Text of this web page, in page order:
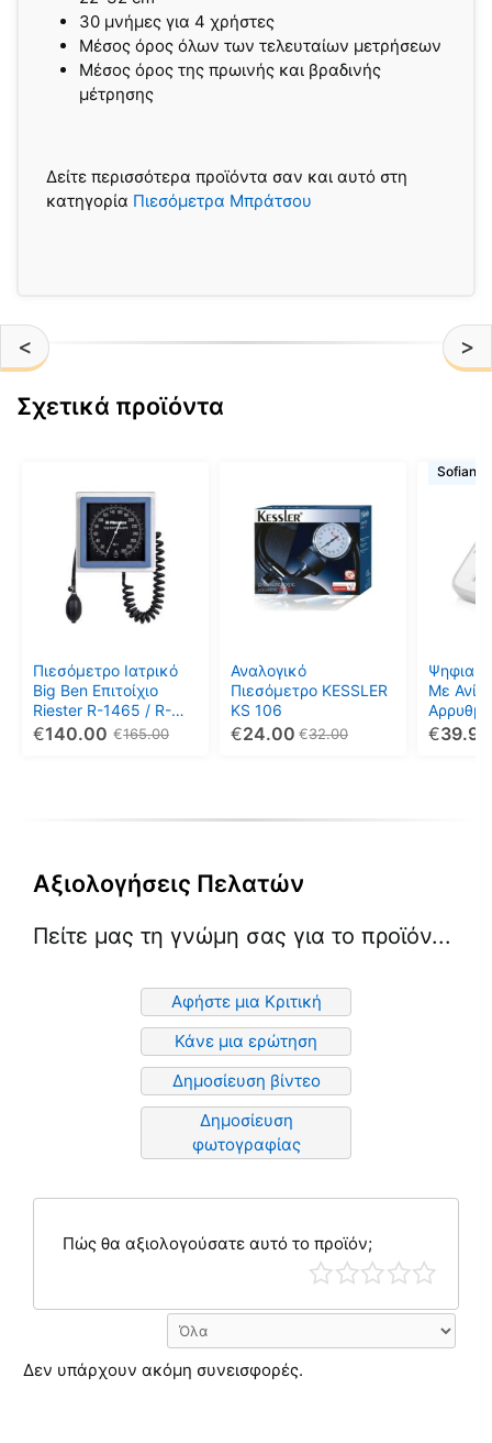
< >
30 μνήμες για 4 χρήστες
Μέσος όρος όλων των τελευταίων μετρήσεων
Μέσος όρος της πρωινής και βραδινής
μέτρησης
Δείτε περισσότερα προϊόντα σαν και αυτό στη
κατηγορία Πιεσόμετρα Μπράτσου
Σχετικά προϊόντα
Πιεσόμετρο Ιατρικό
Big Ben Επιτοίχιο
Riester R-1465 / R-
1459 Τετράγωνο
165.00
€
140.00
€
πολλαπλές
παραλλαγές.
μπορούν
να
επιλεγούν
στη
Αναλογικό
Πιεσόμετρο KESSLER
KS 106
32.00
€
24.00
€
Με
YUWELL
39.99
€
Αξιολογήσεις Πελατών
Πείτε μας τη γνώμη σας για το προϊόν...
Αφήστε μια Κριτική
Κάνε μια ερώτηση
Δημοσίευση βίντεο
Δημοσίευση
φωτογραφίας
Πώς θα αξιολογούσατε αυτό το προϊόν;
Δεν υπάρχουν ακόμη συνεισφορές.